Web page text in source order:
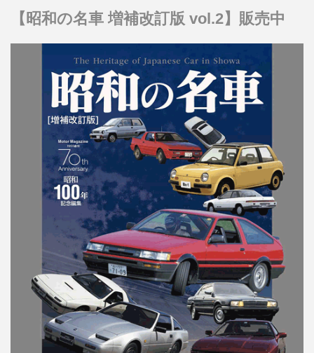
【昭和の名車 増補改訂版 vol.2】販売中